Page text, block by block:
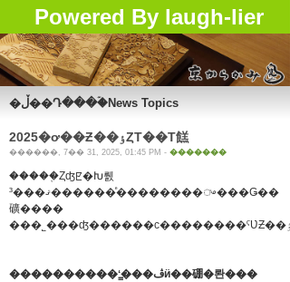
Powered By laugh-lier
�ڵ��Դ���ۡ�News Topics
2025�ơ��Ƶ��ٶȤΤ��Τ餻
������, 7�� 31, 2025, 01:45 PM - �������
�����֤Ȥʤꡢ�Խ뤬
³���ޤ������ͤ��������ᤴ���Ǥ��
礦����
����������ʻ�̳��ڤӥ��硼�롼���